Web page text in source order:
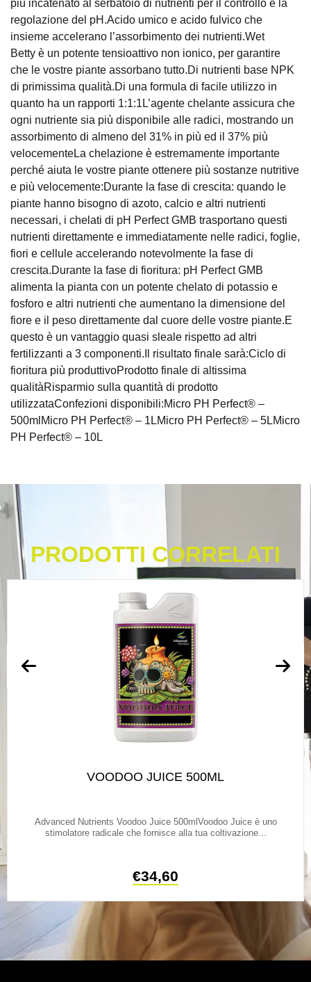
più incatenato al serbatoio di nutrienti per il controllo e la
regolazione del pH.Acido umico e acido fulvico che
insieme accelerano l’assorbimento dei nutrienti.Wet
Betty è un potente tensioattivo non ionico, per garantire
che le vostre piante assorbano tutto.Di nutrienti base NPK
di primissima qualità.Di una formula di facile utilizzo in
quanto ha un rapporti 1:1:1L’agente chelante assicura che
ogni nutriente sia più disponibile alle radici, mostrando un
assorbimento di almeno del 31% in più ed il 37% più
velocementeLa chelazione è estremamente importante
perché aiuta le vostre piante ottenere più sostanze nutritive
e più velocemente:Durante la fase di crescita: quando le
piante hanno bisogno di azoto, calcio e altri nutrienti
necessari, i chelati di pH Perfect GMB trasportano questi
nutrienti direttamente e immediatamente nelle radici, foglie,
fiori e cellule accelerando notevolmente la fase di
crescita.Durante la fase di fioritura: pH Perfect GMB
alimenta la pianta con un potente chelato di potassio e
fosforo e altri nutrienti che aumentano la dimensione del
fiore e il peso direttamente dal cuore delle vostre piante.E
questo è un vantaggio quasi sleale rispetto ad altri
fertilizzanti a 3 componenti.Il risultato finale sarà:Ciclo di
fioritura più produttivoProdotto finale di altissima
qualitàRisparmio sulla quantità di prodotto
utilizzataConfezioni disponibili:Micro PH Perfect® –
500mlMicro PH Perfect® – 1LMicro PH Perfect® – 5LMicro
PH Perfect® – 10L
PRODOTTI CORRELATI
VOODOO JUICE 500ML
Advanced Nutrients Voodoo Juice 500mlVoodoo Juice è uno
stimolatore radicale che fornisce alla tua coltivazione...
€34,60